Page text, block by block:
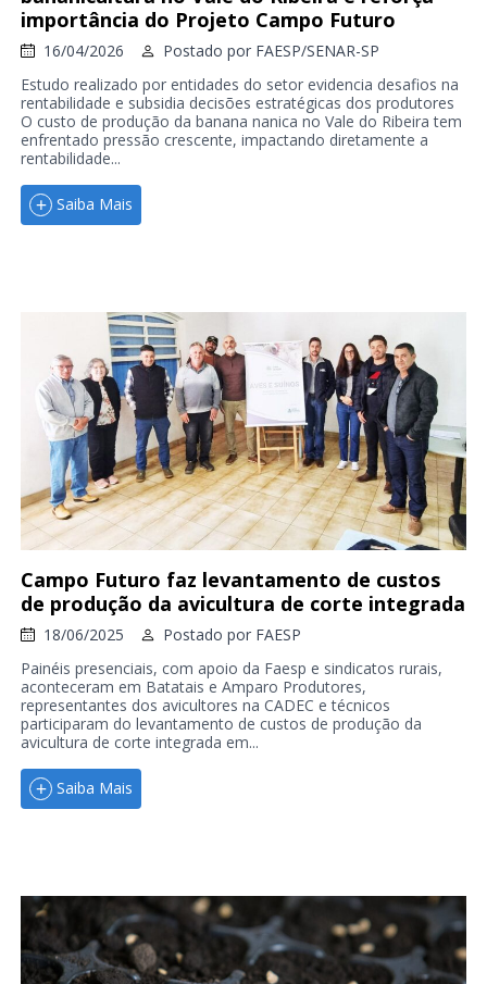
importância do Projeto Campo Futuro
16/04/2026 Postado por FAESP/SENAR-SP
Estudo realizado por entidades do setor evidencia desafios na
rentabilidade e subsidia decisões estratégicas dos produtores
O custo de produção da banana nanica no Vale do Ribeira tem
enfrentado pressão crescente, impactando diretamente a
rentabilidade...
Saiba Mais
Campo Futuro faz levantamento de custos
de produção da avicultura de corte integrada
18/06/2025 Postado por FAESP
Painéis presenciais, com apoio da Faesp e sindicatos rurais,
aconteceram em Batatais e Amparo Produtores,
representantes dos avicultores na CADEC e técnicos
participaram do levantamento de custos de produção da
avicultura de corte integrada em...
Saiba Mais